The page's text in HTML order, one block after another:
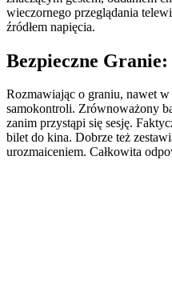
wieczornego przeglądania
źródłem napięcia.
Bezpieczne
Rozmawiając o graniu, nawet
samokontroli. Zrównoważony
zanim przystąpi się sesję.
bilet do kina. Dobrze też
urozmaiceniem. Całkowita